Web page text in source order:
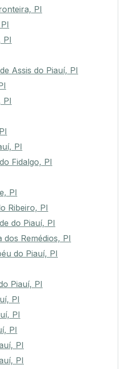
PI
PI
Assis do Piauí, PI
PI
PI
Fidalgo, PI
PI
Ribeiro, PI
do Piauí, PI
Remédios, PI
do Piauí, PI
Piauí, PI
PI
PI
PI
PI
PI